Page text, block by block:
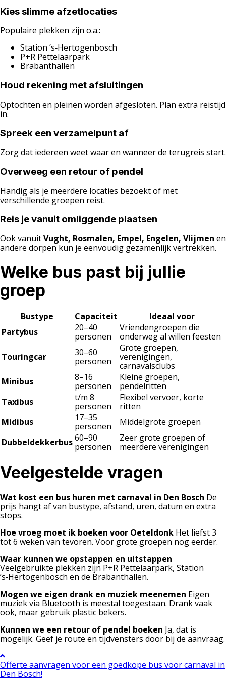
Kies slimme afzetlocaties
Populaire plekken zijn o.a.:
Station ’s‑Hertogenbosch
P+R Pettelaarpark
Brabanthallen
Houd rekening met afsluitingen
Optochten en pleinen worden afgesloten. Plan extra reistijd
in.
Spreek een verzamelpunt af
Zorg dat iedereen weet waar en wanneer de terugreis start.
Overweeg een retour of pendel
Handig als je meerdere locaties bezoekt of met
verschillende groepen reist.
Reis je vanuit omliggende plaatsen
Ook vanuitVught, Rosmalen, Empel, Engelen, Vlijmen en
andere dorpen kun je eenvoudig gezamenlijk vertrekken.
Welke bus past bij jullie
groep
Bustype Capaciteit
Ideaal voor
Partybus
20–40
personen
Vriendengroepen die
onderweg al willen feesten
Touringcar
30–60
personen
Grote groepen,
verenigingen,
carnavalsclubs
Minibus
8–16
personen
Kleine groepen,
pendelritten
Taxibus
t/m 8
personen
Flexibel vervoer, korte
ritten
Midibus
17–35
personen
Middelgrote groepen
Dubbeldekkerbus60–90
personen
Zeer grote groepen of
meerdere verenigingen
Veelgestelde vragen
Wat kost een bus huren met carnaval in Den Bosch De
prijs hangt af van bustype, afstand, uren, datum en extra
stops.
Hoe vroeg moet ik boeken voor Oeteldonk Het liefst 3
tot 6 weken van tevoren. Voor grote groepen nog eerder.
Waar kunnen we opstappen en uitstappen
Veelgebruikte plekken zijn P+R Pettelaarpark, Station
’s‑Hertogenbosch en de Brabanthallen.
Mogen we eigen drank en muziek meenemen Eigen
muziek via Bluetooth is meestal toegestaan. Drank vaak
ook, maar gebruik plastic bekers.
Kunnen we een retour of pendel boeken Ja, dat is
mogelijk. Geef je route en tijdvensters door bij de aanvraag.
Offerte aanvragen voor een goedkope bus voor carnaval in
Den Bosch!